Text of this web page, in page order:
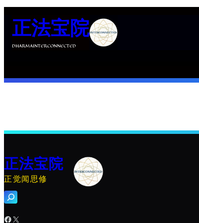
正法宝院
DHARMAINTERCONNECTED
正法宝院
正觉闻思修
搜
索
Facebook X